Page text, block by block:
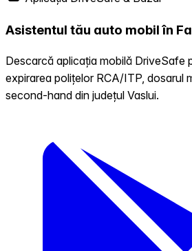
Asistentul tău auto mobil în
Descarcă aplicația mobilă DriveSafe
expirarea polițelor RCA/ITP, dosarul
second-hand din județul Vaslui.